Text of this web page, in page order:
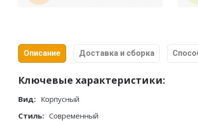
Описание Доставка и сборка
Ключевые характеристики:
Вид: Корпусный
Стиль: Современный